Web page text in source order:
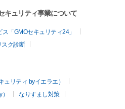
キュリティ事業について
「GMOセキュリティ24」
スク診断
リティ byイエラエ）
なりすまし対策